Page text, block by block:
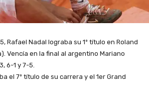
Rafael Nadal lograba su 1º título en Roland
Vencía en la final al argentino Mariano
6-1 y 7-5.
el 7º título de su carrera y el 1er Grand